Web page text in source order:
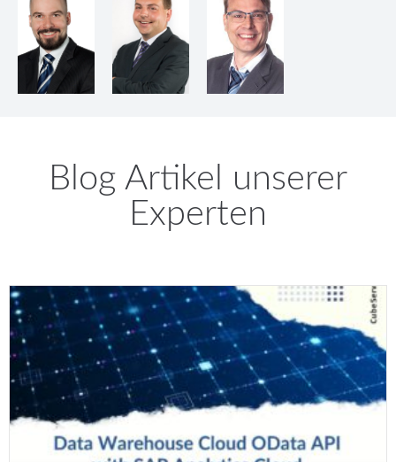
Blog Artikel unserer
Experten